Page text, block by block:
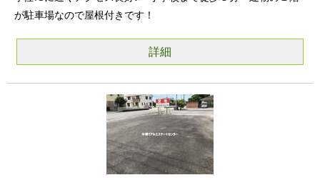
が駐車場なので屋根付きです！
詳細